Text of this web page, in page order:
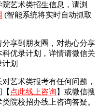
艺术类招生信息，请浏
(智能系统将实时自动抓取
享到朋友圈，对热心分享
优录计划，详情请微信关
划
艺术类报考有任何问题，
点此线上咨询 】或微信搜
院校招办线上咨询答疑。